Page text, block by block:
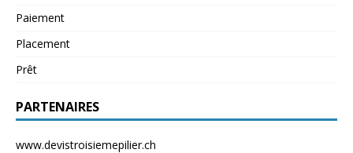
Paiement
Placement
Prêt
PARTENAIRES
www.devistroisiemepilier.ch